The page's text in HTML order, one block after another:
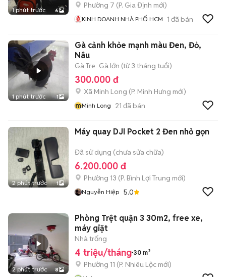
1 phút trước 6
Phường 7 (P. Gia Định mới)
KINH DOANH NHÀ PHỐ HCM 1 đã bán
1 phút trước 1
Gà cảnh khỏe mạnh màu Đen, Đỏ,
Nâu
Gà Tre Gà lớn (từ 3 tháng tuổi)
300.000 đ
Xã Minh Long (P. Minh Hưng mới)
mMinh Long 21 đã bán
2 phút trước 1
Máy quay DJI Pocket 2 Đen nhỏ gọn
Đã sử dụng (chưa sửa chữa)
6.200.000 đ
Phường 13 (P. Bình Lợi Trung mới)
Nguyễn Hiệp 5.0
2 phút trước 8
Phòng Trệt quận 3 30m2, free xe,
máy giặt
Nhà trống
4 triệu/tháng 30 m²
Phường 11 (P. Nhiêu Lộc mới)